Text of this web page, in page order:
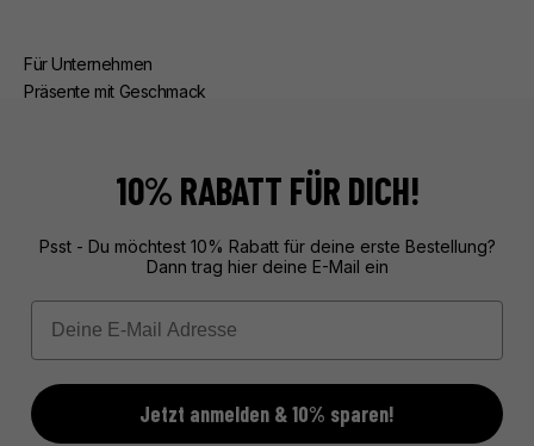
Für Unternehmen
Präsente mit Geschmack
Exklusive Geschenke aus Frankreich, unvergesslich verpackt.
Mehr über unseren Service erfahren
10% RABATT FÜR DICH!
Psst - Du möchtest 10% Rabatt für deine erste Bestellung?
Dann trag hier deine E-Mail ein
Email
Jetzt anmelden & 10% sparen!